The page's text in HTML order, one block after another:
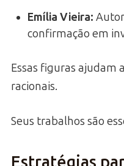
Emília Vieira:
confirmação em
Essas figuras ajudam
racionais.
Seus trabalhos são